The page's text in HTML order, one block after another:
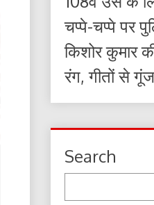
चप्पे-चप्पे पर
किशोर कुमार
रंग, गीतों से
Search